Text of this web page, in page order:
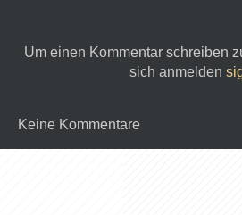
Um einen Kommentar schreiben
sich anmelden
Keine Kommentare